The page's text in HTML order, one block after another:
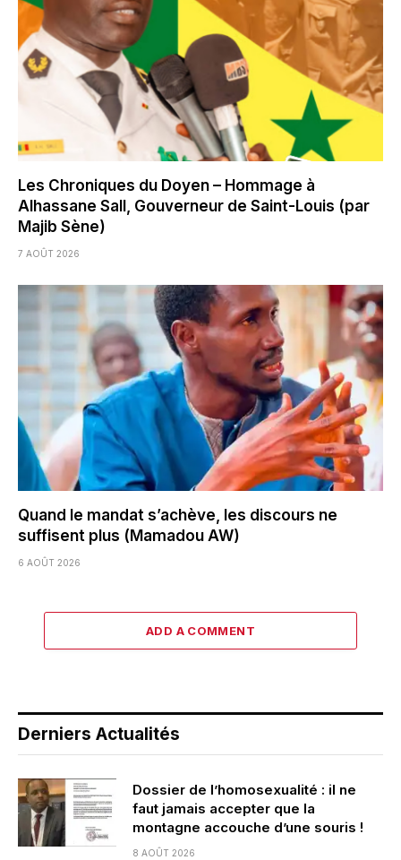
Les Chroniques du Doyen – Hommage à
Alhassane Sall, Gouverneur de Saint-Louis (par
Majib Sène)
7 AOÛT 2026
Quand le mandat s’achève, les discours ne
suffisent plus (Mamadou AW)
6 AOÛT 2026
ADD A COMMENT
Derniers Actualités
Dossier de l’homosexualité : il ne
faut jamais accepter que la
montagne accouche d’une souris !
8 AOÛT 2026